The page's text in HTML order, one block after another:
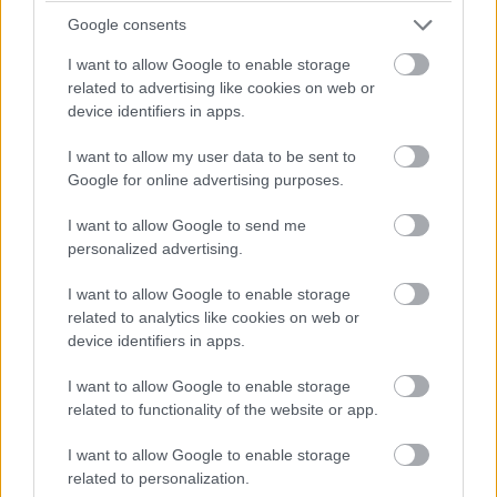
Google consents
I want to allow Google to enable storage
related to advertising like cookies on web or
device identifiers in apps.
I want to allow my user data to be sent to
Google for online advertising purposes.
I want to allow Google to send me
personalized advertising.
I want to allow Google to enable storage
related to analytics like cookies on web or
device identifiers in apps.
I want to allow Google to enable storage
related to functionality of the website or app.
I want to allow Google to enable storage
related to personalization.
Balogh Tamás
„Ő a következő a sorban” – Tsolov érkezhet az
F1-be, de mikor?
Elismerően beszélt a Racing Bulls F1-es csapatfőnöke a
fogalmazott, hogy a bolgár „a következő a sorban” a versenyzői
üléseket illetően. A Red Bull-akadémista idén már hat
bajnokságot is. Csakhogy jól szerepel a Red Bull második
számú alakulatának két pilótája, Liam Lawson és Arvid Lindblad